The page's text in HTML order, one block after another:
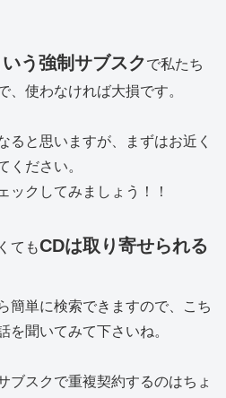
う強制サブスクで私たち
、使わなければ大損です。
ると思いますが、まずはお近く
ください。
ックしてみましょう！！
てもCDは取り寄せられる
簡単に検索できますので、こち
を聞いてみて下さいね。
ブスクで重複契約するのはちょ